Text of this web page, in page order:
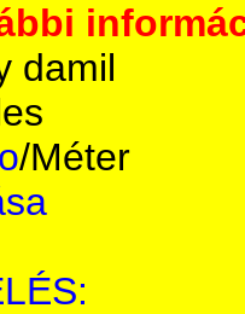
damil
/Méter